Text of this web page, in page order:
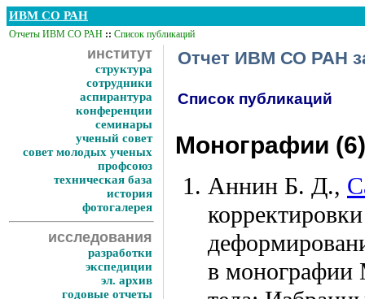
ИВМ СО РАН
Отчеты ИВМ СО РАН :: Список публикаций
институт
структура
сотрудники
аспирантура
конференции
семинары
ученый совет
совет молодых ученых
профсоюз
техническая база
история
фотогалерея
исследования
разработки
экспедиции
эл. архив
годовые отчеты
Отчет ИВМ СО РАН
Список публикаций
Монографии (6)
Аннин Б. Д.,
в монографии